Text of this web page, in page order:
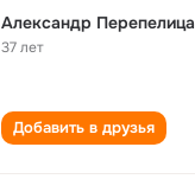
Александр Перепелица
37 лет
Добавить в друзья